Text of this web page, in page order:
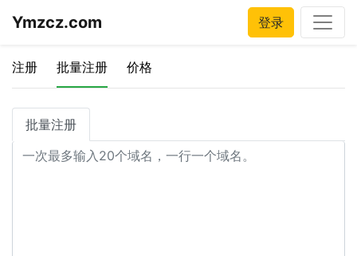
Ymzcz.com 登录
注册 批量注册 价格
批量注册